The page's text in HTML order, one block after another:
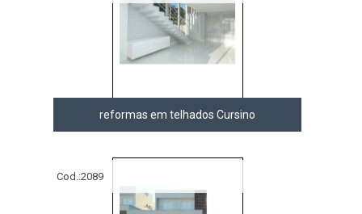
reformas em telhados Cursino
Cod.:2089